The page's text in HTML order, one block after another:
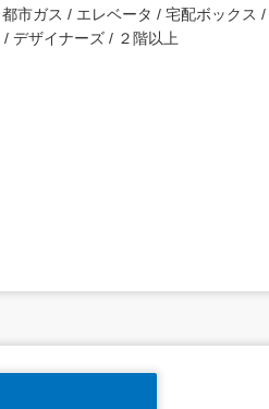
都市ガス エレベータ 宅配ボックス
デザイナーズ ２階以上